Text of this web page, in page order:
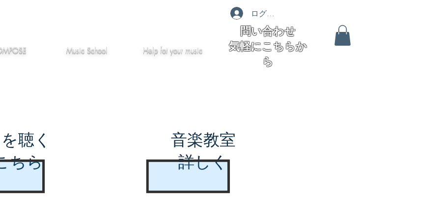
Music School Helpfot your music
ログイン
問い合わせ
気軽にこちらか
ら
聴く
ちら
音楽教室
詳しく